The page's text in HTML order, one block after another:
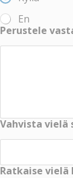
En
Perustele
Vahvista vielä
Ratkaise